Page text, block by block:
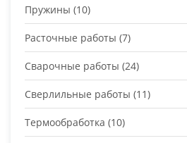
Пружины (10)
Расточные работы (7)
Сварочные работы (24)
Сверлильные работы (11)
Термообработка (10)